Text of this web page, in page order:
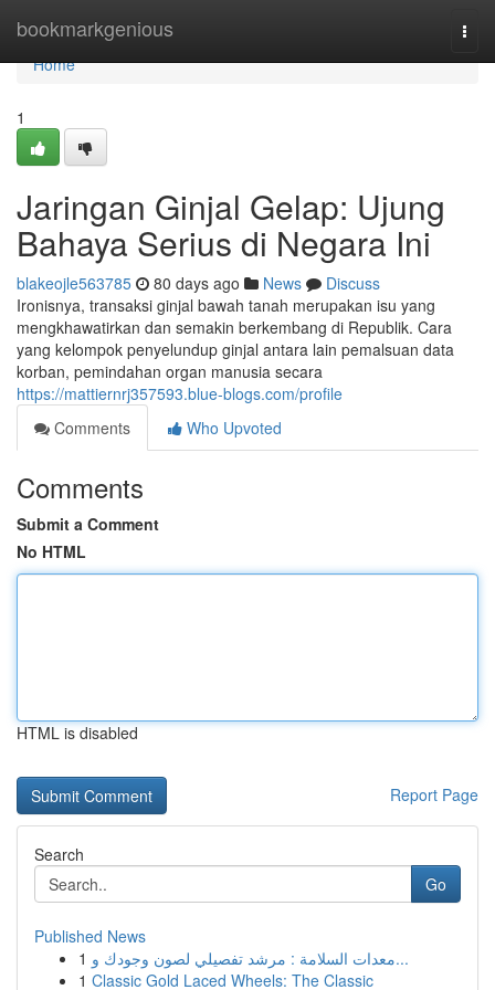
bookmarkgenious
Home
Home
1
Jaringan Ginjal Gelap: Ujung
Bahaya Serius di Negara Ini
blakeojle563785 80 days ago News
Discuss
Ironisnya, transaksi ginjal bawah tanah merupakan isu yang
mengkhawatirkan dan semakin berkembang di Republik. Cara
yang kelompok penyelundup ginjal antara lain pemalsuan data
korban, pemindahan organ manusia secara
https://mattiernrj357593.blue-blogs.com/profile
Comments
Who Upvoted
Comments
Submit a Comment
No HTML
HTML is disabled
Report Page
Search
Go
Published News
1
معدات السلامة : مرشد تفصيلي لصون وجودك و...
1 Classic Gold Laced Wheels: The Classic